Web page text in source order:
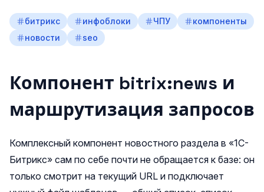
битрикс инфоблоки ЧПУ
компоненты
новости
seo
Компонент bitrix:news и
маршрутизация запросов
Комплексный компонент новостного раздела в «1С-
Битрикс» сам по себе почти не обращается к базе: он
только смотрит на текущий URL и подключает